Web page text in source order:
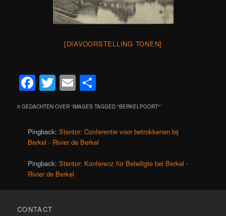
[DIAVOORSTELLING TONEN]
Facebook
Twitter
Email
0 GEDACHTEN OVER “IMAGES TAGGED "BERKELPOORT"”
Pingback:Stentor: Conferentie voor betrokkenen bij
Berkel - Rivier de Berkel
Pingback:Stentor: Konferenz für Beteiligte bei Berkel -
Rivier de Berkel
CONTACT